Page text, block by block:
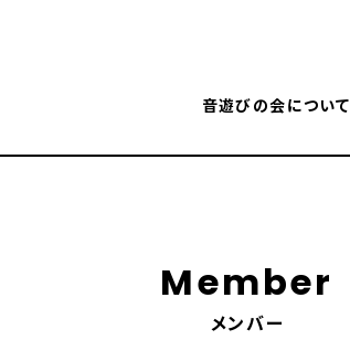
音遊びの会について
Member
メンバー